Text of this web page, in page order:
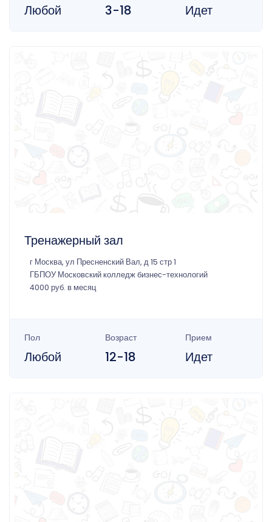
Любой 3-18 Идет
Тренажерный зал
г Москва, ул Пресненский Вал, д 15 стр 1
ГБПОУ Московский колледж бизнес-технологий
4000 руб. в месяц
Пол
Любой
Возраст
12-18
Прием
Идет